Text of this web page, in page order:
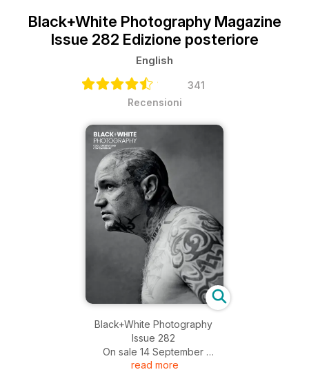
Black+White Photography Magazine
Issue 282 Edizione posteriore
English
341
Recensioni
Black+White Photography
Issue 282
On sale 14 September
read more